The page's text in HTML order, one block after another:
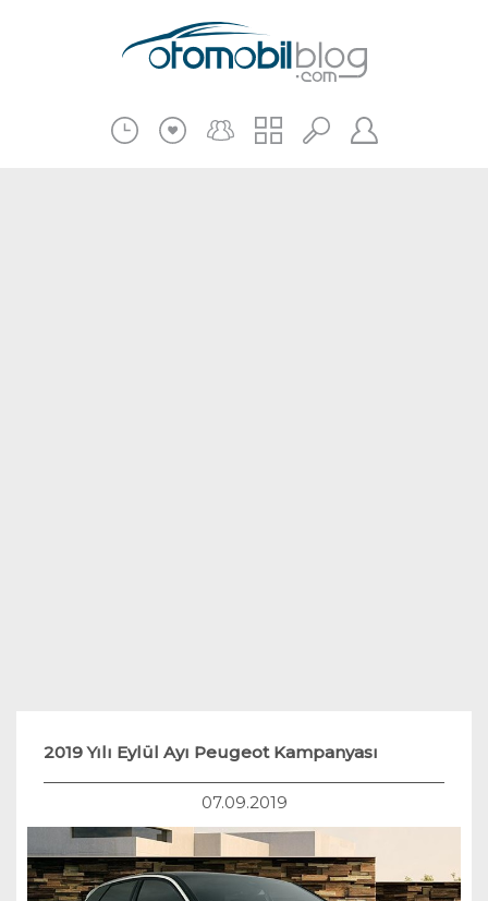
2019 Yılı Eylül Ayı Peugeot Kampanyası
07.09.2019